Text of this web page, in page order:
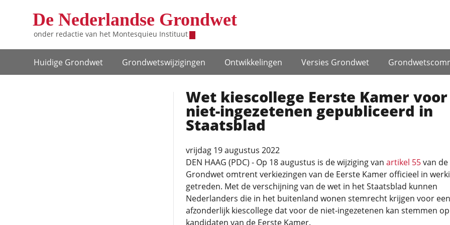
De Nederlandse Grondwet
onder redactie van het Montesquieu Instituut
Hoofdnavigatie
Huidige Grondwet Grondwets­wijzigingen Ontwikke­lingen Versies Grondwet
Wet kiescollege Eerste Kamer voor
niet-ingezetenen gepubliceerd in
Staatsblad
vrijdag 19 augustus 2022
DEN HAAG (PDC) - Op 18 augustus is de wijziging van artikel 55van de
Grondwet omtrent verkiezingen van de Eerste Kamer officieel in
getreden. Met de verschijning van de wet in het Staatsblad kunnen
Nederlanders die in het buitenland wonen stemrecht krijgen voor een
afzonderlijk kiescollege dat voor de niet-ingezetenen kan stemmen op
kandidaten van de Eerste Kamer.